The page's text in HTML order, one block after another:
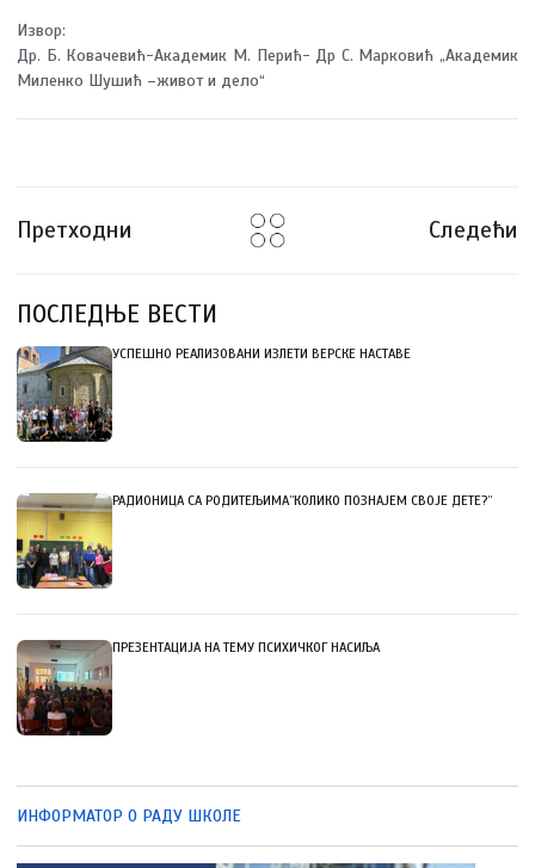
Извор:
Др. Б. Ковачевић-Академик М. Перић- Др С. Марковић „Академик
Миленко Шушић –живот и дело“
Претходни Следећи
ПОСЛЕДЊЕ ВЕСТИ
УСПЕШНО РЕАЛИЗОВАНИ ИЗЛЕТИ ВЕРСКЕ НАСТАВЕ
РАДИОНИЦА СА РОДИТЕЉИМА”КОЛИКО ПОЗНАЈЕМ СВОЈЕ ДЕТЕ?”
ПРЕЗЕНТАЦИЈА НА ТЕМУ ПСИХИЧКОГ НАСИЉА
ИНФОРМАТОР О РАДУ ШКОЛЕ